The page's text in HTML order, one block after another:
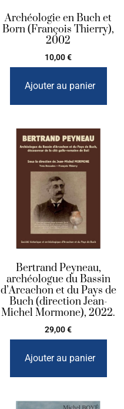
Archéologie en Buch et
Born (François Thierry),
2002
10,00€
Ajouter au panier
Bertrand Peyneau,
archéologue du Bassin
d’Arcachon et du Pays de
Buch (direction Jean-
Michel Mormone), 2022.
29,00€
Ajouter au panier